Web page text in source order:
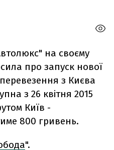
на своєму
про запуск нової
з Києва
з 26 квітня 2015
Київ -
800 гривень.
".